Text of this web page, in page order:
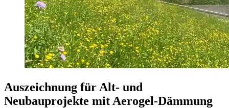
Auszeichnung für Alt- und
Neubauprojekte mit Aerogel-Dämmung